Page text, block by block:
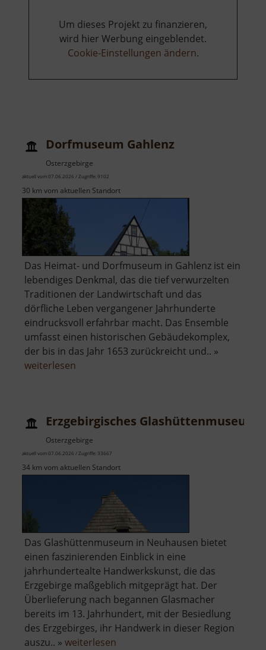
Um dieses Projekt zu finanzieren,
wird hier Werbung eingeblendet.
Cookie-Einstellungen ändern.
Dorfmuseum Gahlenz
Osterzgebirge
aktuell vom 07.06.2026 / Zugriffe: 9102
30 km vom aktuellen Standort
Das Heimat- und Dorfmuseum in Gahlenz ist ein
lebendiges Denkmal, das die tief verwurzelten
Traditionen der Landwirtschaft und das
dörfliche Leben vergangener Jahrhunderte
eindrucksvoll erfahrbar macht. Das Ensemble
umfasst einen historischen Gebäudekomplex,
der bis in das Jahr 1653 zurückreicht und.. »
weiterlesen
Erzgebirgisches Glashüttenmuseum
Osterzgebirge
aktuell vom 07.06.2026 / Zugriffe: 33667
34 km vom aktuellen Standort
Das Glashüttenmuseum in Neuhausen bietet
einen faszinierenden Einblick in eine
jahrhundertealte Handwerkskunst, die das
Erzgebirge maßgeblich mitgeprägt hat. Der
Überlieferung nach begannen Glasmacher
bereits im 13. Jahrhundert, mit der Besiedlung
des Erzgebirges, ihr Handwerk in dieser Region
auszu.. » weiterlesen